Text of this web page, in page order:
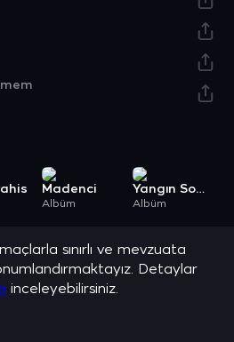
Madenci
Albüm
Yangın Sonrası
Albüm
sınırlı ve mevzuata
Detaylar
inceleyebilirsiniz.